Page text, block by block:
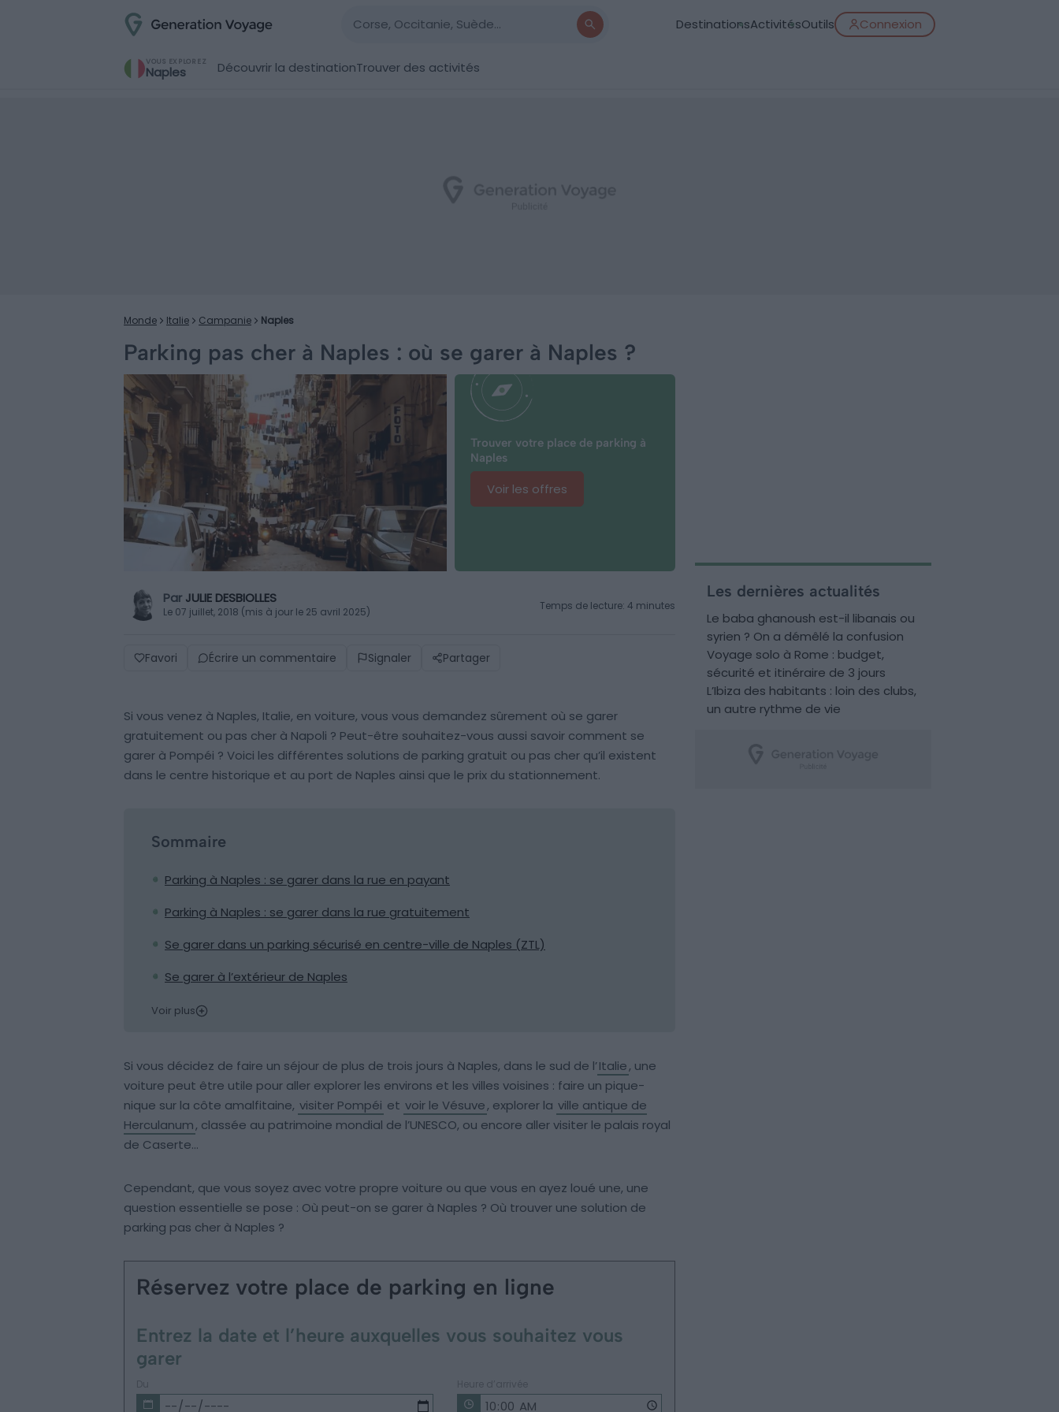
DestinationsActivitésOutils Connexion
VOUS EXPLOREZ
Naples Découvrir la destinationTrouver des activités
Monde Italie Campanie Naples
Parking pas cher à Naples : où se garer à Naples ?
Trouver votre place de parking à
Naples
Voir les offres
Par JULIE DESBIOLLES
Le 07 juillet, 2018 (mis à jour le 25 avril 2025) Temps de lecture: 4 minutes
Favori Écrire un commentaire Signaler Partager
Si vous venez à Naples, Italie, en voiture, vous vous demandez sûrement où se garer
gratuitement ou pas cher à Napoli ? Peut-être souhaitez-vous aussi savoir comment se
garer à Pompéi ? Voici les différentes solutions de parking gratuit ou pas cher qu’il existent
dans le centre historique et au port de Naples ainsi que le prix du stationnement.
Sommaire
Parking à Naples : se garer dans la rue en payant
Parking à Naples : se garer dans la rue gratuitement
Se garer dans un parking sécurisé en centre-ville de Naples (ZTL)
Se garer à l’extérieur de Naples
Voir plus
Si vous décidez de faire un séjour de plus de trois jours à Naples, dans le sud de l’Italie, une
voiture peut être utile pour aller explorer les environs et les villes voisines : faire un pique-
nique sur la côte amalfitaine, visiter Pompéi et voir le Vésuve, explorer la ville antique de
Herculanum, classée au patrimoine mondial de l’UNESCO, ou encore aller visiter le palais royal
de Caserte…
Cependant, que vous soyez avec votre propre voiture ou que vous en ayez loué une, une
question essentielle se pose : Où peut-on se garer à Naples ? Où trouver une solution de
parking pas cher à Naples ?
Réservez votre place de parking en ligne
Entrez la date et l’heure auxquelles vous souhaitez vous
garer
Les dernières actualités
Le baba ghanoush est-il libanais ou
syrien ? On a démêlé la confusion
Voyage solo à Rome : budget,
sécurité et itinéraire de 3 jours
L’Ibiza des habitants : loin des clubs,
un autre rythme de vie